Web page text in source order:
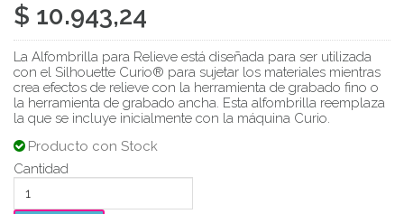
$ 10.943,24
La Alfombrilla para Relieve está diseñada para ser utilizada
con el Silhouette Curio® para sujetar los materiales mientras
crea efectos de relieve con la herramienta de grabado fino o
la herramienta de grabado ancha. Esta alfombrilla reemplaza
la que se incluye inicialmente con la máquina Curio.
Producto con Stock
Cantidad